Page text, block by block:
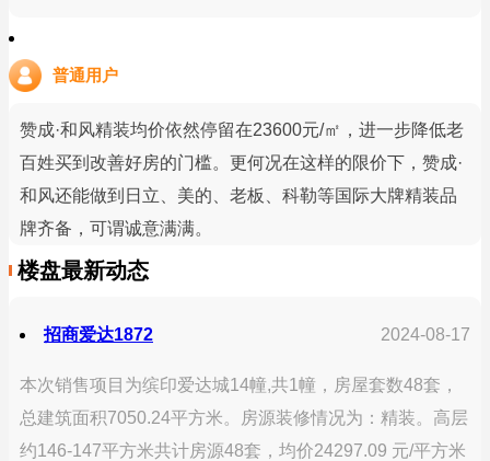
普通用户
赞成·和风精装均价依然停留在23600元/㎡，进一步降低老
百姓买到改善好房的门槛。更何况在这样的限价下，赞成·
和风还能做到日立、美的、老板、科勒等国际大牌精装品
牌齐备，可谓诚意满满。
楼盘最新动态
招商爱达1872 2024-08-17
本次销售项目为缤印爱达城14幢,共1幢，房屋套数48套，
总建筑面积7050.24平方米。房源装修情况为：精装。高层
约146-147平方米共计房源48套，均价24297.09 元/平方米